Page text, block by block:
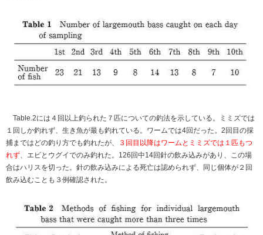
Table.2には４回以上釣られた７匹についての釣法を示している。ミミズでは
１回しか釣れず、生き魚が最も釣れている。ワームでは4回だった。2回目の採
捕まではどの釣り方でも釣れたが、
３回目以降はワームとミミズでは１匹もつ
れず、エビとウグイでのみ釣れた。126回中14回針の飲み込みがあり、この場
合はハリスを切った。針の飲み込みによる死亡は認められず、同じ個体が２回
飲み込むことも３例確認された。